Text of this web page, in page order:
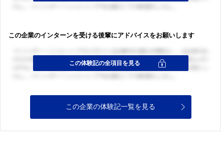
この企業のインターンを受ける後輩にアドバイスをお願いします
この企業の体験記一覧を見る